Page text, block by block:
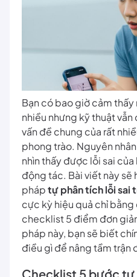
Bạn có bao giờ cảm
nhiều nhưng kỹ thuật
vấn đề chung của rất
phong trào. Nguyên
nhìn thấy được lỗi sai
động tác. Bài viết này
pháptự phân tích lỗi sai
cực kỳ hiệu quả chỉ
checklist 5 điểm đơn
pháp này, bạn sẽ biết
điều gì để nâng tầm trận
Checklist 5 bước tự